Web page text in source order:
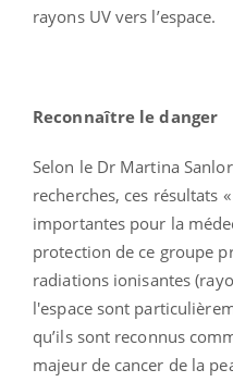
rayons UV vers l’espace.
Reconnaître le danger
Selon le Dr Martina
recherches, ces résultats
importantes pour la
protection de ce groupe
radiations ionisantes
l'espace sont
qu’ils sont reconnus
majeur de cancer de la